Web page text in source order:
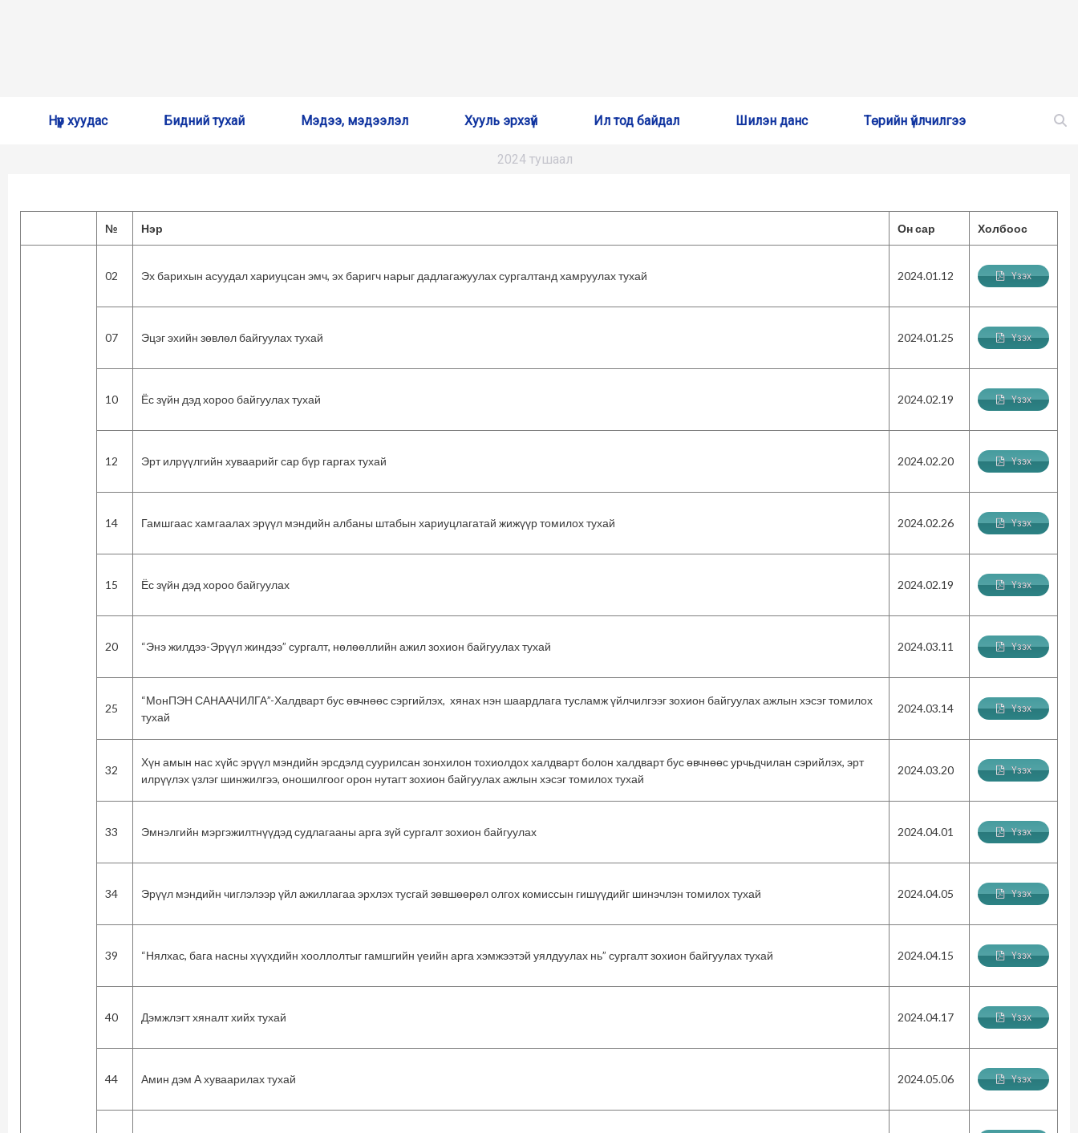
Нүүр хуудас Бидний тухай Мэдээ, мэдээлэл Хууль эрхзүй Ил тод байдал Шилэн данс Төрийн үйлчилгээ
2024 тушаал
№ Нэр Он сар Холбоос
02 Эх барихын асуудал хариуцсан эмч, эх баригч нарыг дадлагажуулах сургалтанд хамруулах тухай 2024.01.12 Үзэх
07 Эцэг эхийн зөвлөл байгуулах тухай 2024.01.25 Үзэх
10 Ёс зүйн дэд хороо байгуулах тухай 2024.02.19 Үзэх
12 Эрт илрүүлгийн хуваарийг сар бүр гаргах тухай 2024.02.20 Үзэх
14 Гамшгаас хамгаалах эрүүл мэндийн албаны штабын хариуцлагатай жижүүр томилох тухай 2024.02.26 Үзэх
15 Ёс зүйн дэд хороо байгуулах 2024.02.19 Үзэх
20 “Энэ жилдээ-Эрүүл жиндээ” сургалт, нөлөөллийн ажил зохион байгуулах тухай 2024.03.11 Үзэх
25
“МонПЭН САНААЧИЛГА”-Халдварт бус өвчнөөс сэргийлэх, хянах нэн шаардлага тусламж үйлчилгээг зохион байгуулах ажлын хэсэг томилох
тухай
2024.03.14 Үзэх
32
Хүн амын нас хүйс эрүүл мэндийн эрсдэлд суурилсан зонхилон тохиолдох халдварт болон халдварт бус өвчнөөс урчьдчилан сэрийлэх, эрт
илрүүлэх үзлэг шинжилгээ, оношилгоог орон нутагт зохион байгуулах ажлын хэсэг томилох тухай
2024.03.20 Үзэх
33 Эмнэлгийн мэргэжилтнүүдэд судлагааны арга зүй сургалт зохион байгуулах 2024.04.01 Үзэх
34 Эрүүл мэндийн чиглэлээр үйл ажиллагаа эрхлэх тусгай зөвшөөрөл олгох комиссын гишүүдийг шинэчлэн томилох тухай 2024.04.05 Үзэх
39 “Нялхас, бага насны хүүхдийн хооллолтыг гамшгийн үеийн арга хэмжээтэй уялдуулах нь” сургалт зохион байгуулах тухай 2024.04.15 Үзэх
40 Дэмжлэгт хяналт хийх тухай 2024.04.17 Үзэх
44 Амин дэм А хуваарилах тухай 2024.05.06 Үзэх